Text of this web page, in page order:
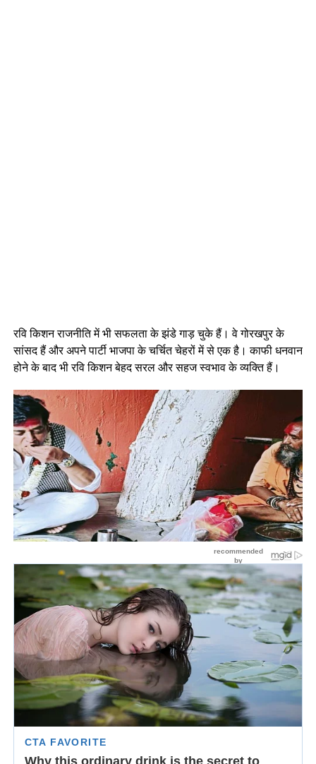
रवि किशन राजनीति में भी सफलता के झंडे गाड़ चुके हैं। वे गोरखपुर के
सांसद हैं और अपने पार्टी भाजपा के चर्चित चेहरों में से एक है। काफी धनवान
होने के बाद भी रवि किशन बेहद सरल और सहज स्वभाव के व्यक्ति हैं।